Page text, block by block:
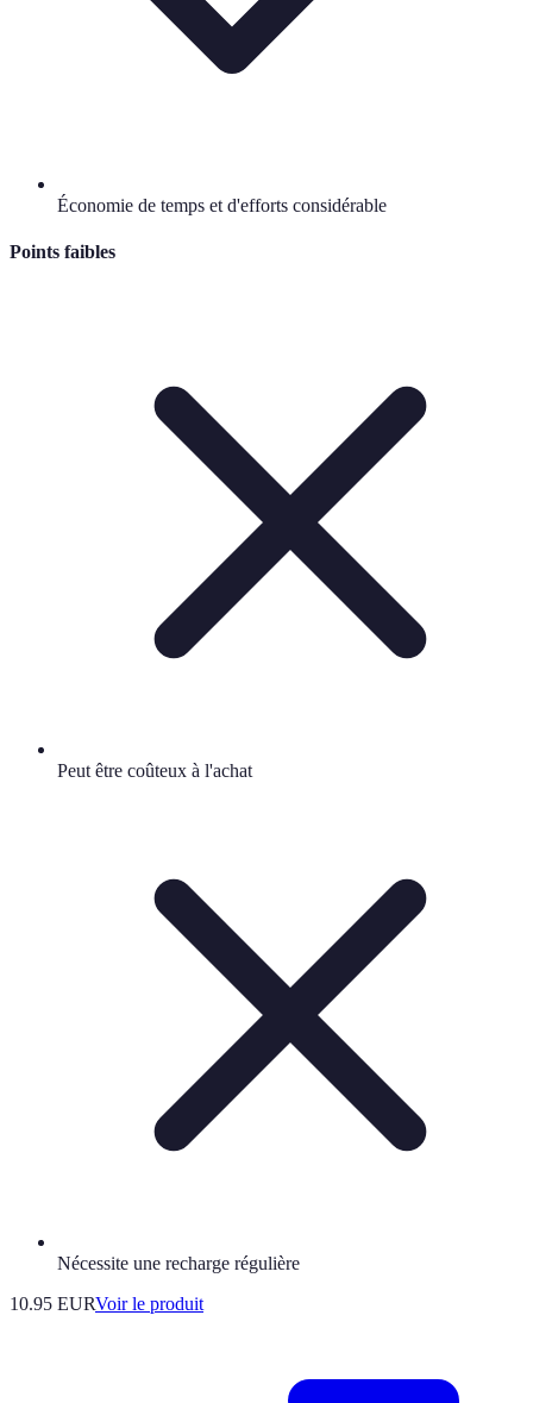
Économie de temps et d'efforts considérable
Points faibles
Peut être coûteux à l'achat
Nécessite une recharge régulière
10.95 EURVoir le produit